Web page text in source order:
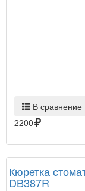
В сравнение
2200
Кюретка
DB387R